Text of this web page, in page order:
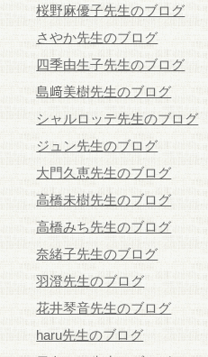
桜野麻優子先生のブログ
さやか先生のブログ
四季由生子先生のブログ
島﨑美樹先生のブログ
シャルロッテ先生のブログ
ジュン先生のブログ
大門久恵先生のブログ
高橋未樹先生のブログ
高橋みち先生のブログ
奈緒子先生のブログ
羽澄先生のブログ
花井琴音先生のブログ
haru先生のブログ